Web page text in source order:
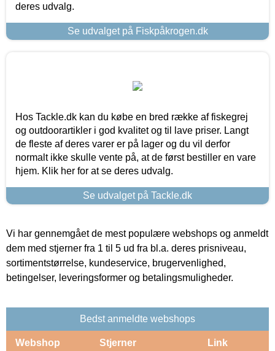
deres udvalg.
Se udvalget på Fiskpåkrogen.dk
Hos Tackle.dk kan du købe en bred række af fiskegrej
og outdoorartikler i god kvalitet og til lave priser. Langt
de fleste af deres varer er på lager og du vil derfor
normalt ikke skulle vente på, at de først bestiller en vare
hjem. Klik her for at se deres udvalg.
Se udvalget på Tackle.dk
Vi har gennemgået de mest populære webshops og anmeldt
dem med stjerner fra 1 til 5 ud fra bl.a. deres prisniveau,
sortimentstørrelse, kundeservice, brugervenlighed,
betingelser, leveringsformer og betalingsmuligheder.
Bedst anmeldte webshops
Webshop Stjerner Link